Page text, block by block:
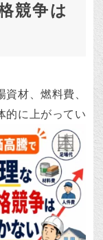
競争は
材、燃料費、
的に上がってい